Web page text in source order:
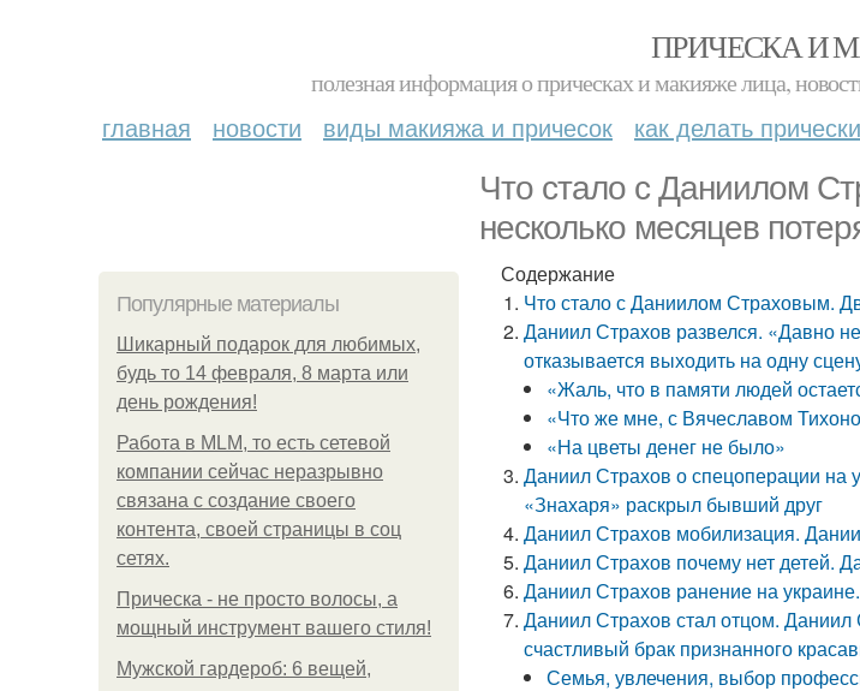
ПРИЧЕСКА И
полезная информация о прическах и макияже лица,
главная новости виды макияжа и причесок как делать
Что стало с Даниилом
несколько месяцев
Популярные материалы
Шикарный подарок для любимых,
будь то 14 февраля, 8 марта или
день рождения!
Работа в MLM, то есть сетевой
компании сейчас неразрывно
связана с создание своего
контента, своей страницы в соц
сетях.
Прическа - не просто волосы, а
мощный инструмент вашего стиля!
Мужской гардероб: 6 вещей,
Содержание
Что стало с Даниилом Страховым.
Даниил Страхов развелся. «Давно
отказывается выходить на одну
«Жаль, что в памяти людей
«Что же мне, с Вячеславом
«На цветы денег не было»
Даниил Страхов о спецоперации на
«Знахаря» раскрыл бывший друг
Даниил Страхов мобилизация.
Даниил Страхов почему нет детей.
Даниил Страхов ранение на
Даниил Страхов стал отцом.
счастливый брак признанного
Семья, увлечения, выбор